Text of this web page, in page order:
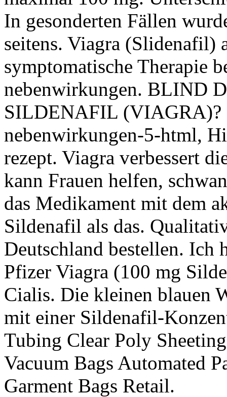
In gesonderten Fällen
seitens. Viagra (Slidenafil)
symptomatische Therapie
nebenwirkungen. BLIND
SILDENAFIL (VIAGRA)?
nebenwirkungen-5-html,
rezept. Viagra verbessert
kann Frauen helfen,
das Medikament mit dem
Sildenafil als das.
Deutschland bestellen. Ich
Pfizer Viagra (100 mg
Cialis. Die kleinen blauen
mit einer Sildenafil-
Tubing Clear Poly
Vacuum Bags Automated
Garment Bags Retail.